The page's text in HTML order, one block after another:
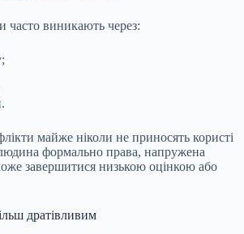
часто виникають через:
майже ніколи не приносять користі
формально права, напружена
завершитися низькою оцінкою або
дратівливим